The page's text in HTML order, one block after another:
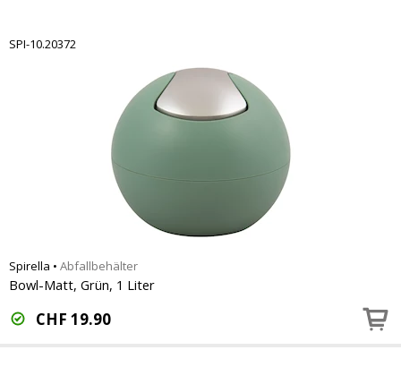
SPI-10.20372
Spirella • Abfallbehälter
Bowl-Matt, Grün, 1 Liter
CHF 19.90